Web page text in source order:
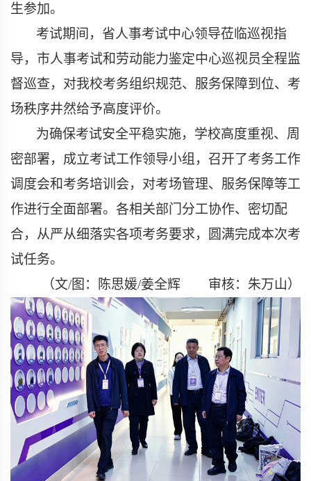
生参加。
考试期间，省人事考试中心领导莅临巡视指
导，市人事考试和劳动能力鉴定中心巡视员全程监
督巡查，对我校考务组织规范、服务保障到位、考
场秩序井然给予高度评价。
为确保考试安全平稳实施，学校高度重视、周
密部署，成立考试工作领导小组，召开了考务工作
调度会和考务培训会，对考场管理、服务保障等工
作进行全面部署。各相关部门分工协作、密切配
合，从严从细落实各项考务要求，圆满完成本次考
试任务。
（文/图：陈思媛/姜全辉 审核：朱万山）